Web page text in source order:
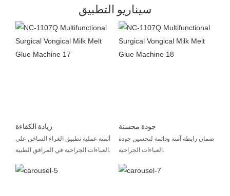
سيناريو التطبيق
زيادة الكفاءة
أتمتة عملية تطبيق الغراء الساخن على
العباءات الجراحية في المرافق الطبية.
جودة محسنة
ضمان رابطة آمنة ودائمة لتحسين جودة
العباءات الجراحية.